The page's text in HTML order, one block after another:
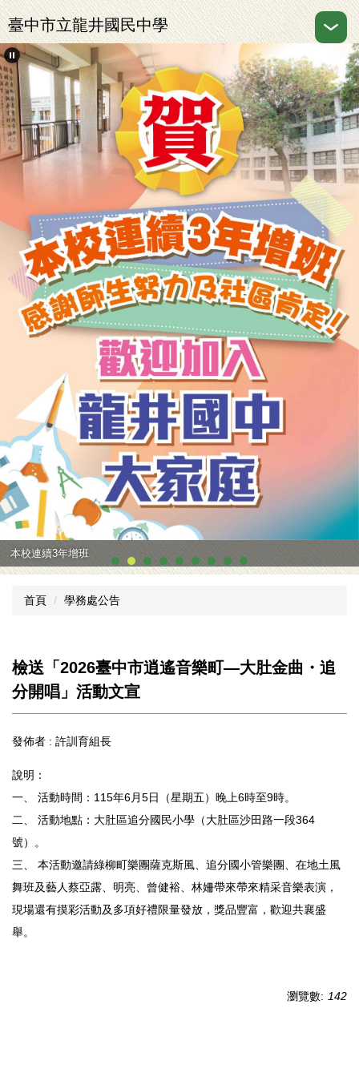
跳
到
主
要
內
容
區
臺中市立龍井國民中學
本校連續3年增班
首頁 學務處公告
檢送「2026臺中市逍遙音樂町—大肚金曲・追
分開唱」活動文宣
發佈者 : 許訓育組長
說明：
一、 活動時間：115年6月5日（星期五）晚上6時至9時。
二、 活動地點：大肚區追分國民小學（大肚區沙田路一段364
號）。
三、 本活動邀請綠柳町樂團薩克斯風、追分國小管樂團、在地土風
舞班及藝人蔡亞露、明亮、曾健裕、林姍帶來帶來精采音樂表演，
現場還有摸彩活動及多項好禮限量發放，獎品豐富，歡迎共襄盛
舉。
瀏覽數: 142